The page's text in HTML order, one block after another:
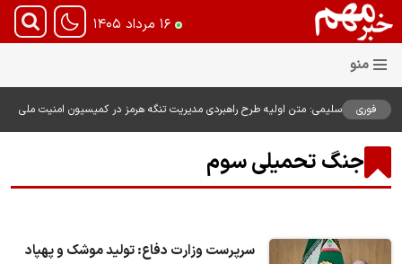
۱۶ مرداد ۱۴۰۵
فوری
سلیمی: متن اولیه طرح راهبردی مدیریت تنگه هرمز در کمیسیون امنیت ملی
جنگ تحمیلی سوم
سرپرست وزارت دفاع: تولید موشک و پهپاد